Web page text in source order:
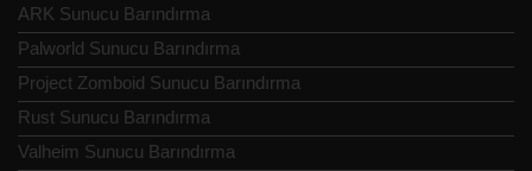
ARK Sunucu Barındırma
Palworld Sunucu Barındırma
Project Zomboid Sunucu Barındırma
Rust Sunucu Barındırma
Valheim Sunucu Barındırma